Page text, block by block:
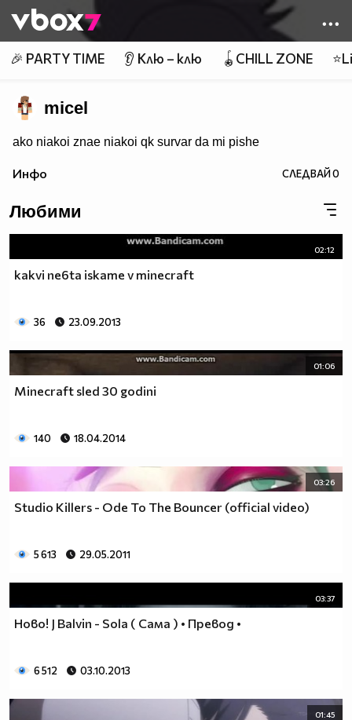
👾
🎉 PARTY TIME 👂 Клю – клю 🪀CHILL ZONE
micel
ako niakoi znae niakoi qk survar da mi pishe
Инфо СЛЕДВАЙ0
Любими
02:12
kakvi ne6ta iskame v minecraft
36 23.09.2013
01:06
Minecraft sled 30 godini
140 18.04.2014
03:26
Studio Killers - Ode To The Bouncer (official video)
5 613 29.05.2011
03:37
Нoво! J Balvin - Sola ( Сама ) • Превод •
6 512 03.10.2013
01:45